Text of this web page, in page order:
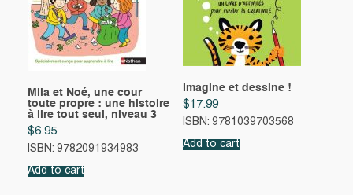
Mila et Noé, une cour
toute propre : une histoire
à lire tout seul, niveau 3
$6.95
ISBN: 9782091934983
Add to cart
Imagine et dessine !
$17.99
ISBN: 9781039703568
Add to cart